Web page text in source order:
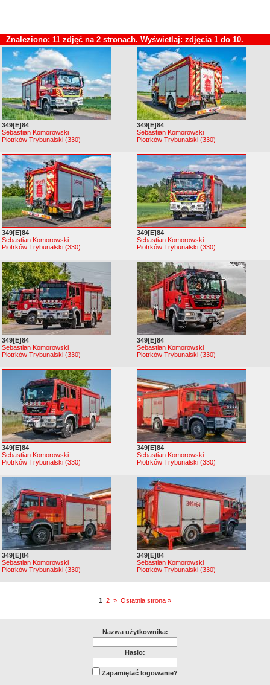
Znaleziono: 11 zdjęć na 2 stronach. Wyświetlaj: zdjęcia 1 do 10.
349[E]84
Sebastian Komorowski
Piotrków Trybunalski (330)
349[E]84
Sebastian Komorowski
Piotrków Trybunalski (330)
349[E]84
Sebastian Komorowski
Piotrków Trybunalski (330)
349[E]84
Sebastian Komorowski
Piotrków Trybunalski (330)
349[E]84
Sebastian Komorowski
Piotrków Trybunalski (330)
349[E]84
Sebastian Komorowski
Piotrków Trybunalski (330)
349[E]84
Sebastian Komorowski
Piotrków Trybunalski (330)
349[E]84
Sebastian Komorowski
Piotrków Trybunalski (330)
349[E]84
Sebastian Komorowski
Piotrków Trybunalski (330)
349[E]84
Sebastian Komorowski
Piotrków Trybunalski (330)
1 2 » Ostatnia strona »
Nazwa użytkownika:
Hasło:
Zapamiętać logowanie?